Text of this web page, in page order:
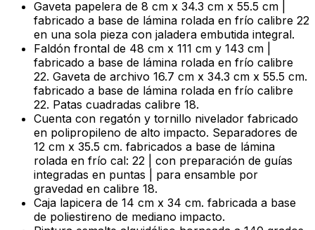
Gaveta papelera de 8 cm x 34.3 cm x 55.5 cm |
fabricado a base de lámina rolada en frío calibre 22
en una sola pieza con jaladera embutida integral.
Faldón frontal de 48 cm x 111 cm y 143 cm |
fabricado a base de lámina rolada en frío calibre
22. Gaveta de archivo 16.7 cm x 34.3 cm x 55.5 cm.
fabricado a base de lámina rolada en frío calibre
22. Patas cuadradas calibre 18.
Cuenta con regatón y tornillo nivelador fabricado
en polipropileno de alto impacto. Separadores de
12 cm x 35.5 cm. fabricados a base de lámina
rolada en frío cal: 22 | con preparación de guías
integradas en puntas | para ensamble por
gravedad en calibre 18.
Caja lapicera de 14 cm x 34 cm. fabricada a base
de poliestireno de mediano impacto.